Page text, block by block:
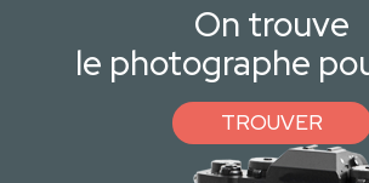
On trouve
le photographe
TROUVER